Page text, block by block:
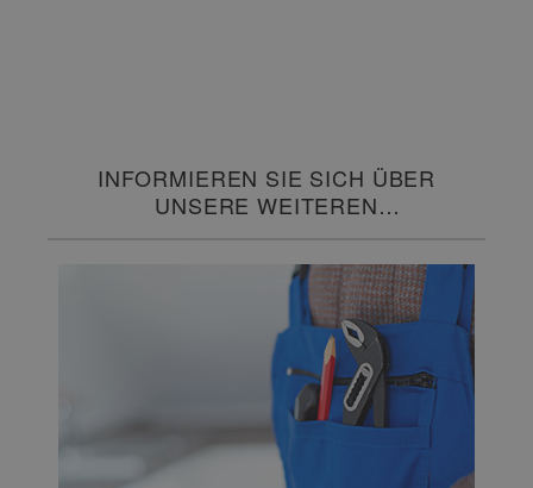
INFORMIEREN SIE SICH ÜBER
UNSERE WEITEREN